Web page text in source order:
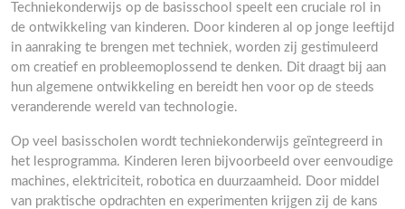
Techniekonderwijs op de basisschool speelt een cruciale rol in
de ontwikkeling van kinderen. Door kinderen al op jonge leeftijd
in aanraking te brengen met techniek, worden zij gestimuleerd
om creatief en probleemoplossend te denken. Dit draagt bij aan
hun algemene ontwikkeling en bereidt hen voor op de steeds
veranderende wereld van technologie.
Op veel basisscholen wordt techniekonderwijs geïntegreerd in
het lesprogramma. Kinderen leren bijvoorbeeld over eenvoudige
machines, elektriciteit, robotica en duurzaamheid. Door middel
van praktische opdrachten en experimenten krijgen zij de kans